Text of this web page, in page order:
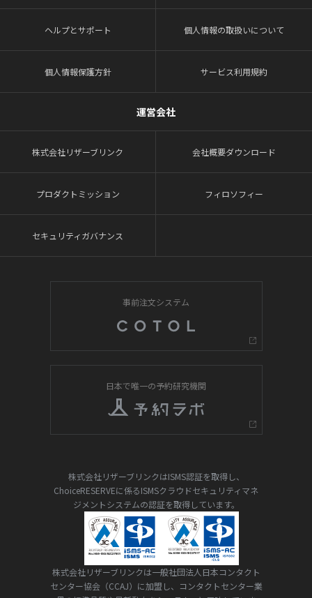
ヘルプとサポート 個人情報の取扱いについて
個人情報保護方針 サービス利用規約
運営会社
株式会社リザーブリンク 会社概要ダウンロード
プロダクトミッション フィロソフィー
セキュリティガバナンス
事前注文システム
日本で唯一の予約研究機関
株式会社リザーブリンクはISMS認証を取得し、
ChoiceRESERVEに係るISMSクラウドセキュリティマネ
ジメントシステムの認証を取得しています。
株式会社リザーブリンクは一般社団法人日本コンタクト
センター協会（CCAJ）に加盟し、コンタクトセンター業